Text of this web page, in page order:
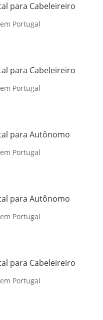
para Cabeleireiro
Portugal
para Cabeleireiro
Portugal
para Autônomo
Portugal
para Autônomo
Portugal
para Cabeleireiro
Portugal